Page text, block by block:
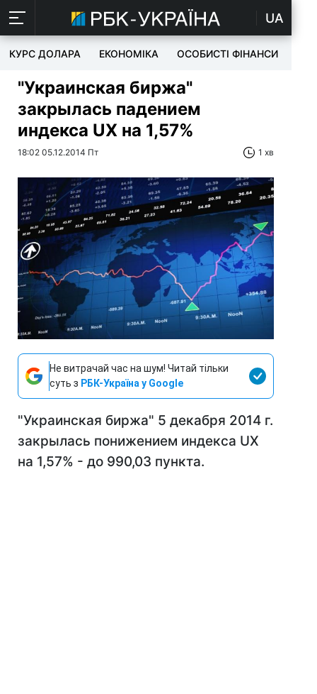
UA
КУРС ДОЛАРА ЕКОНОМІКА ОСОБИСТІ ФІНАНСИ
"Украинская биржа"
закрылась падением
индекса UX на 1,57%
18:02 05.12.2014 Пт 1 хв
Не витрачай час на шум! Читай тільки
суть з РБК-Україна у Google
"Украинская биржа" 5 декабря 2014 г.
закрылась понижением индекса UX
на 1,57% - до 990,03 пункта.